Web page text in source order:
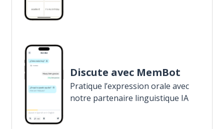
Discute avec MemBot
Pratique l’expression orale avec
notre partenaire linguistique IA